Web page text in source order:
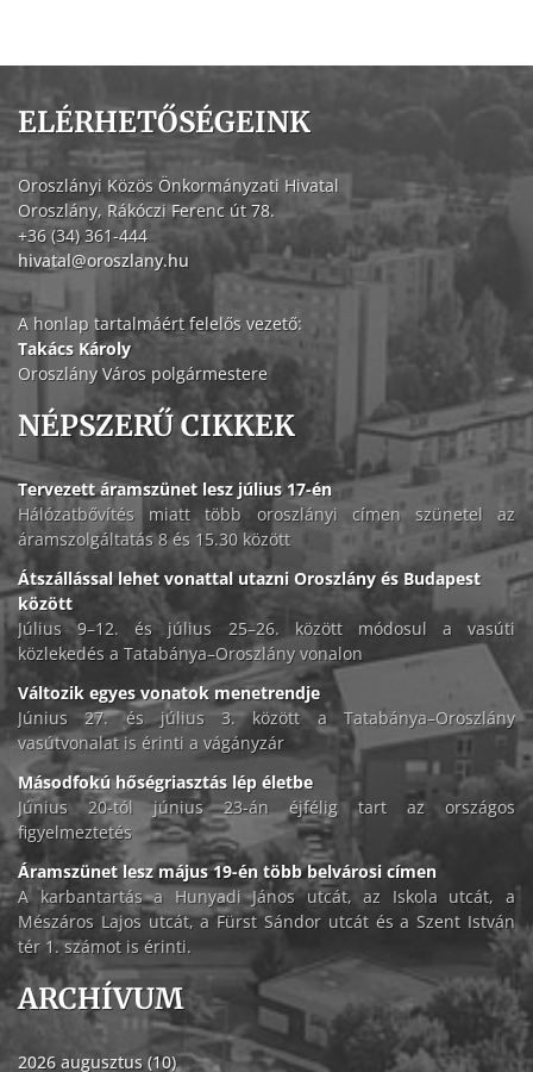
ELÉRHETŐSÉGEINK
Oroszlányi Közös Önkormányzati Hivatal
Oroszlány, Rákóczi Ferenc út 78.
+36 (34) 361-444
hivatal@oroszlany.hu
A honlap tartalmáért felelős vezető:
Takács Károly
Oroszlány Város polgármestere
NÉPSZERŰ CIKKEK
Tervezett áramszünet lesz július 17-én
Hálózatbővítés miatt több oroszlányi címen szünetel az
áramszolgáltatás 8 és 15.30 között
Átszállással lehet vonattal utazni Oroszlány és Budapest
között
Július 9–12. és július 25–26. között módosul a vasúti
közlekedés a Tatabánya–Oroszlány vonalon
Változik egyes vonatok menetrendje
Június 27. és július 3. között a Tatabánya–Oroszlány
vasútvonalat is érinti a vágányzár
Másodfokú hőségriasztás lép életbe
Június 20-tól június 23-án éjfélig tart az országos
figyelmeztetés
Áramszünet lesz május 19-én több belvárosi címen
A karbantartás a Hunyadi János utcát, az Iskola utcát, a
Mészáros Lajos utcát, a Fürst Sándor utcát és a Szent István
tér 1. számot is érinti.
ARCHÍVUM
2026 augusztus (10)